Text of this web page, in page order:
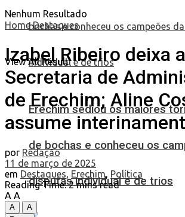
Erechim sediou os maiores
de bochas e conheceu os
disputas individual e de trios
Nenhum Resultado
View All Result
Home Destaques
Izabel Ribeiro deixa a
Secretaria de
de Erechim; Aline
assume
por Redação
11 de março de 2025
em Destaques Erechim Política
Reading Time: 2 mins read
A A
A
A